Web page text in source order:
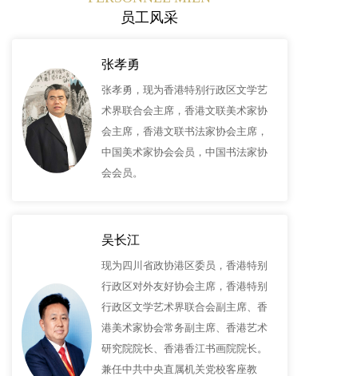
员工风采
张孝勇
张孝勇，现为香港特别行政区文学艺
术界联合会主席，香港文联美术家协
会主席，香港文联书法家协会主席，
中国美术家协会会员，中国书法家协
会会员。
吴长江
现为四川省政协港区委员，香港特别
行政区对外友好协会主席，香港特别
行政区文学艺术界联合会副主席、香
港美术家协会常务副主席、香港艺术
研究院院长、香港香江书画院院长。
兼任中共中央直属机关党校客座教